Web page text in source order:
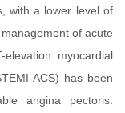
with a lower level of
of acute
myocardial
ACS) has been
angina pectoris.